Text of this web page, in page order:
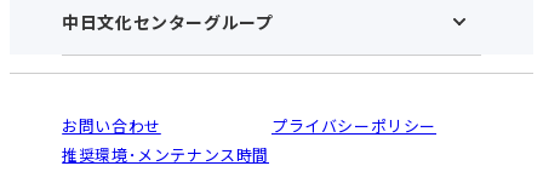
アクセス･営業時間
お申し込みの流れ
入会と受講のご案内
中日文化センターHOME
中日文化センターとは
受講規約・会員特典
ご利用ガイド
オンライン講座受講の手順
WEBサイトのよくある質問
中日文化センターグループ
南大高
犬山
高蔵寺
お問い合わせ
プライバシーポリシー
推奨環境･メンテナンス時間